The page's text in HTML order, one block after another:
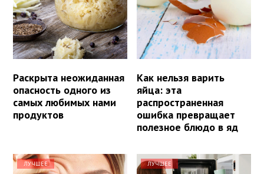
Раскрыта неожиданная
опасность одного из
самых любимых нами
продуктов
Как нельзя варить
яйца: эта
распространенная
ошибка превращает
полезное блюдо в яд
ЛУЧШЕЕ ЛУЧШЕЕ